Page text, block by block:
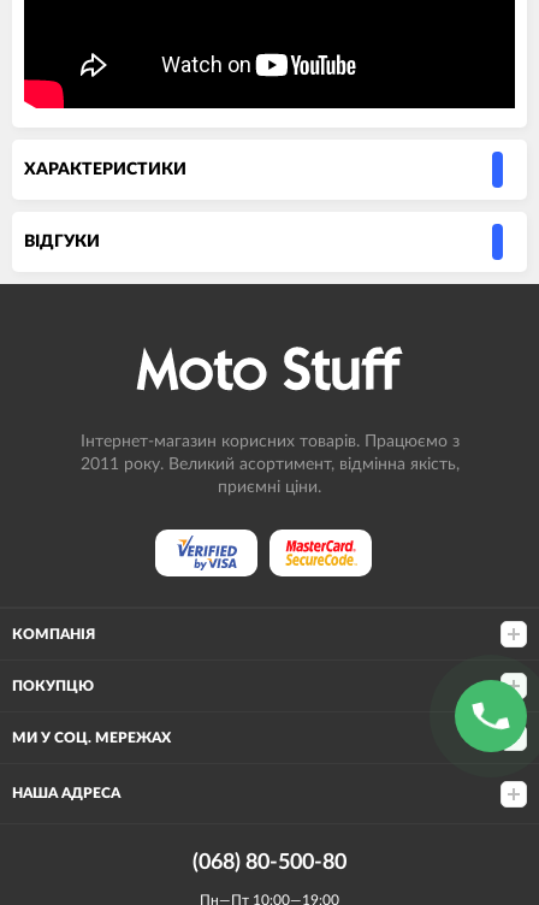
ХАРАКТЕРИСТИКИ
ВIДГУКИ
Інтернет-магазин корисних товарів. Працюємо з
2011 року. Великий асортимент, відмінна якість,
приємні ціни.
КОМПАНІЯ
ПОКУПЦЮ
МИ У СОЦ. МЕРЕЖАХ
НАША АДРЕСА
(068) 80-500-80
Пн—Пт 10:00—19:00